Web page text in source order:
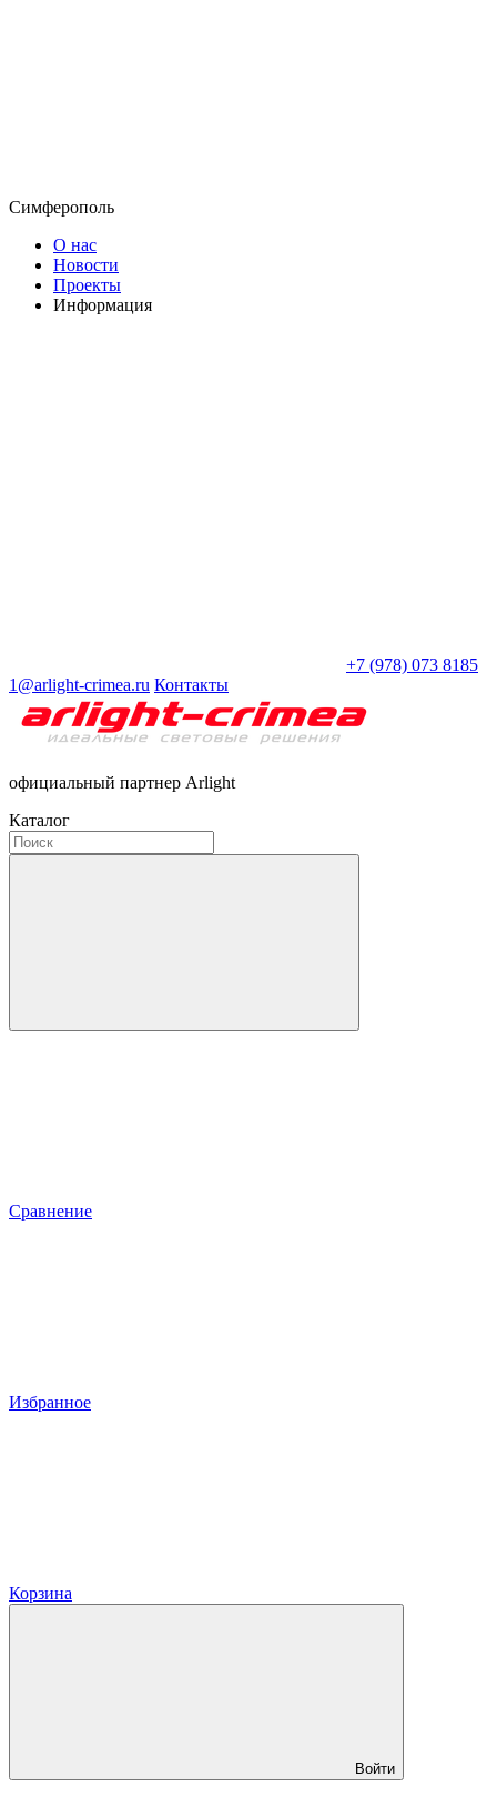
Симферополь
О нас
Новости
Проекты
Информация
+7 (978) 073 8185
1@arlight-crimea.ru Контакты
официальный партнер Arlight
Каталог
Сравнение
Избранное
Корзина
Войти